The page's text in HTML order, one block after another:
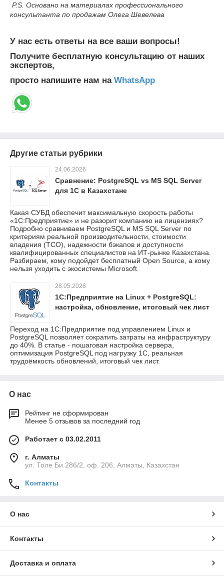
P.S. Основано на материалах профессионального
консультанта по продажам Олега Шевелева
У нас есть ответы на все ваши вопросы!
Получите бесплатную консультацию от наших
экспертов,
просто напишите нам на WhatsApp
Другие статьи рубрики
24.06.2026
Сравнение: PostgreSQL vs MS SQL Server
для 1С в Казахстане
Какая СУБД обеспечит максимальную скорость работы
«1С:Предприятие» и не разорит компанию на лицензиях?
Подробно сравниваем PostgreSQL и MS SQL Server по
критериям реальной производительности, стоимости
владения (TCO), надежности бэкапов и доступности
квалифицированных специалистов на ИТ-рынке Казахстана.
Разбираем, кому подойдет бесплатный Open Source, а кому
нельзя уходить с экосистемы Microsoft.
28.05.2026
1С:Предприятие на Linux + PostgreSQL:
настройка, обновление, итоговый чек лист
Переход на 1С:Предприятие под управлением Linux и
PostgreSQL позволяет сократить затраты на инфраструктуру
до 40%. В статье - пошаговая настройка сервера,
оптимизация PostgreSQL под нагрузку 1С, реальная
трудоёмкость обновлений, итоговый чек лист.
О нас
Рейтинг не сформирован
Менее 5 отзывов за последний год
Работает с 03.02.2011
г. Алматы
ул. Толе Би 286/2, оф. 206, Алматы, Казахстан
Контакты
О нас
Контакты
Доставка и оплата